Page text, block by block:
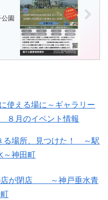
園
使える場に～ギャラリー
８月のイベント情報
る場所、見つけた！ ～駅
～神田町
店が閉店 ～神戸垂水青